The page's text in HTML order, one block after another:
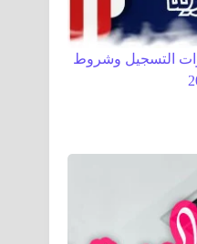
التسجيل وشروط